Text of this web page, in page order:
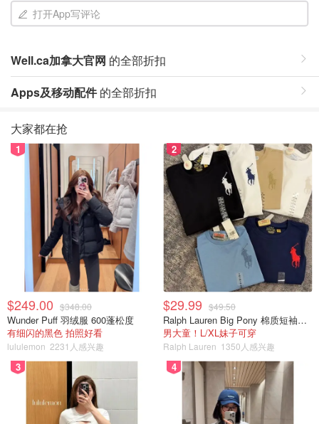
打开App写评论
Well.ca加拿大官网 的全部折扣
Apps及移动配件的全部折扣
大家都在抢
1
$249.00 $348.00
Wunder Puff 羽绒服 600蓬松度
有细闪的黑色 拍照好看
lululemon 2231人感兴趣
2
$29.99 $49.50
Ralph Lauren Big Pony 棉质短袖T恤
男大童！L/XL妹子可穿
Ralph Lauren 1350人感兴趣
3 4